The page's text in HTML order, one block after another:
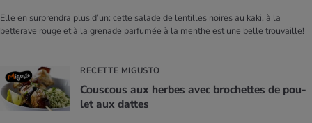
Elle en surprendra plus d’un: cette salade de lentilles noires au kaki, à la
betterave rouge et à la grenade parfumée à la menthe est une belle trouvaille!
RECETTE MIGUSTO
Cous­cous aux herbes avec bro­chettes de pou­
let aux dattes